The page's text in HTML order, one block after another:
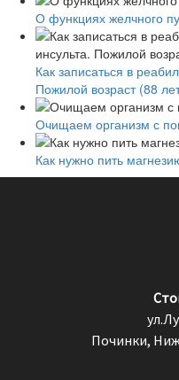
О функциях желчного
Как записаться в
Пожилой возраст (88
Очищаем организм с
Как нужно пить
Починки,